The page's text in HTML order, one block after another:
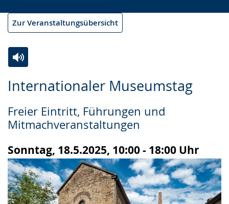
Zur Veranstaltungsübersicht
Internationaler Museumstag
Freier Eintritt, Führungen und
Mitmachveranstaltungen
Sonntag, 18.5.2025, 10:00 - 18:00 Uhr
Leichten
wechseln.
Audio-
Video
Deutscher
wird
angezeigt.